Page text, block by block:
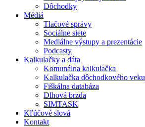
Dôchodky
Médiá
Tlačové správy
Sociálne siete
Mediálne výstupy a prezentácie
Podcasty
Kalkulačky a dáta
Komunálna kalkulačka
Kalkulačka dôchodkového veku
Fiškálna databáza
Dlhová brzda
SIMTASK
Kľúčové slová
Kontakt